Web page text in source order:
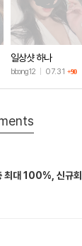
일상샷 하나
bbong12 07.31 +90
최대 100%, 신규